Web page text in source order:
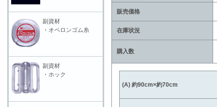
販売価格
在庫状況
購入数
(A) 約90cm×約70cm
副資材
・オペロンゴム糸
副資材
・ホック